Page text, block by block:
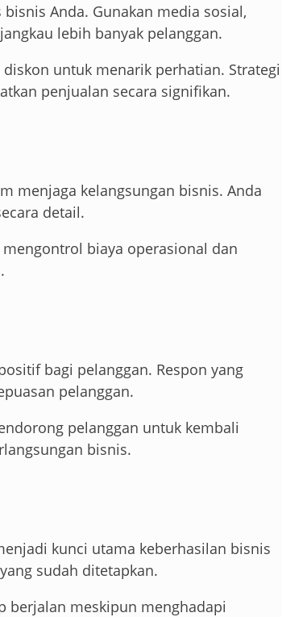
Anda. Gunakan media sosial,
lebih banyak pelanggan.
untuk menarik perhatian. Strategi
penjualan secara signifikan.
menjaga kelangsungan bisnis. Anda
detail.
biaya operasional dan
bagi pelanggan. Respon yang
pelanggan.
pelanggan untuk kembali
bisnis.
kunci utama keberhasilan bisnis
sudah ditetapkan.
berjalan meskipun menghadapi